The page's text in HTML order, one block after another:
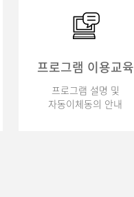
프로그램 이용교육
프로그램 설명 및
자동이체동의 안내